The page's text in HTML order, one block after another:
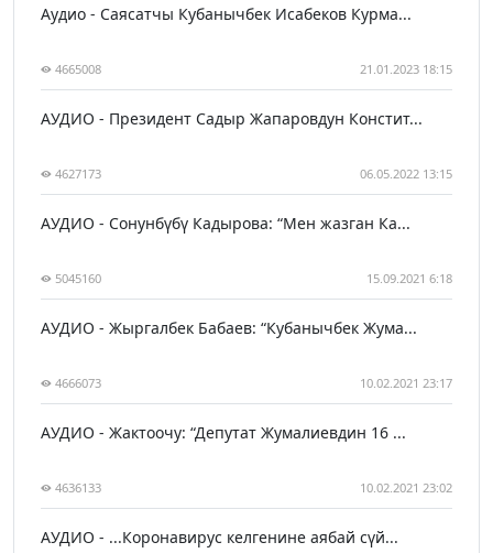
Аудио - Саясатчы Кубанычбек Исабеков Курма...
4665008 21.01.2023 18:15
АУДИО - Президент Садыр Жапаровдун Констит...
4627173 06.05.2022 13:15
АУДИО - Сонунбүбү Кадырова: “Мен жазган Ка...
5045160 15.09.2021 6:18
АУДИО - Жыргалбек Бабаев: “Кубанычбек Жума...
4666073 10.02.2021 23:17
АУДИО - Жактоочу: “Депутат Жумалиевдин 16 ...
4636133 10.02.2021 23:02
АУДИО - ...Коронавирус келгенине аябай сүй...